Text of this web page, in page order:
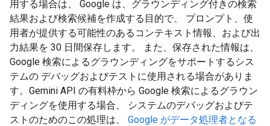
用する場合は、 Google は、グラウンディング付きの検索
結果および検索候補を作成する目的で、 プロンプト、使
用者が提供する可能性のあるコンテキスト情報、および出
力結果を 30 日間保存します。 また、保存された情報は、
Google 検索によるグラウンディングをサポートするシス
テムの デバッグおよびテストに使用される場合がありま
す。Gemini API の有料枠から Google 検索によるグラウン
ディングを使用する場合、 システムのデバッグおよびテ
ストのためのこの処理は、 Google がデータ処理者となる